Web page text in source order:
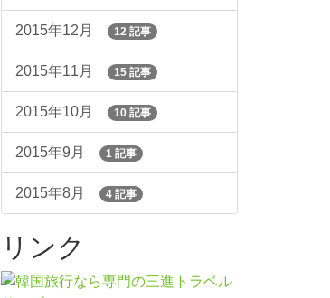
2015年12月 12 記事
2015年11月 15 記事
2015年10月 10 記事
2015年9月 1 記事
2015年8月 4 記事
リンク